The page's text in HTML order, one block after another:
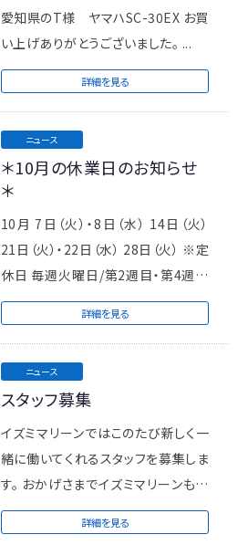
愛知県のT様 ヤマハSC-30EX お買
い上げありがとうございました。 ...
詳細を見る
ニュース
＊10月の休業日のお知らせ
＊
10月 7日（火）・8日（水） 14日（火）
21日（火）・22日（水） 28日（火） ※定
休日 毎週火曜日/第2週目・第4週目
の ...
詳細を見る
ニュース
スタッフ募集
イズミマリーンではこのたび新しく一
緒に働いてくれるスタッフを募集しま
す。 おかげさまでイズミマリーンも少
しずつボートの販売・整備が増えてき
...
詳細を見る